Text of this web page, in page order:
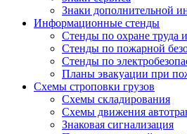
Знаки дополнительной
Информационные стенды
Стенды по охране труда
Стенды по пожарной
Стенды по
Планы эвакуации при
Схемы строповки грузов
Схемы складирования
Схемы движения
Знаковая сигнализация